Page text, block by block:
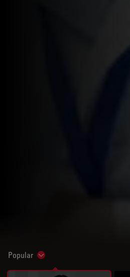
Popular Show subnavigation